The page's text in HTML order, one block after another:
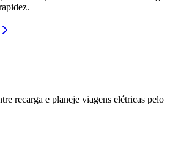
recarga e planeje viagens elétricas pelo